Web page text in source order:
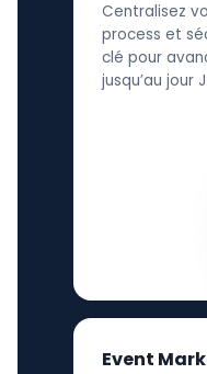
Centralisez
process et
clé pour
jusqu’au jour J.
Event